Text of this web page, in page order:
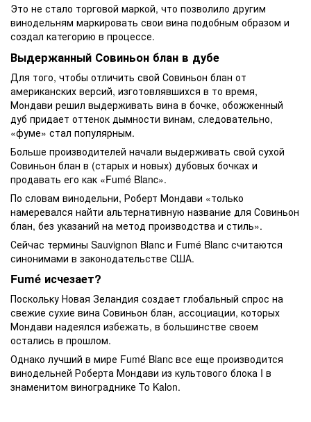
Это не стало торговой маркой, что позволило другим
винодельням маркировать свои вина подобным образом и
создал категорию в процессе.
Выдержанный Совиньон блан в дубе
Для того, чтобы отличить свой Совиньон блан от
американских версий, изготовлявшихся в то время,
Мондави решил выдерживать вина в бочке, обожженный
дуб придает оттенок дымности винам, следовательно,
«фуме» стал популярным.
Больше производителей начали выдерживать свой сухой
Совиньон блан в (старых и новых) дубовых бочках и
продавать его как «Fumé Blanc».
По словам винодельни, Роберт Мондави «только
намеревался найти альтернативную название для Совиньон
блан, без указаний на метод производства и стиль».
Сейчас термины Sauvignon Blanc и Fumé Blanc считаются
синонимами в законодательстве США.
Fumé исчезает?
Поскольку Новая Зеландия создает глобальный спрос на
свежие сухие вина Совиньон блан, ассоциации, которых
Мондави надеялся избежать, в большинстве своем
остались в прошлом.
Однако лучший в мире Fumé Blanc все еще производится
винодельней Роберта Мондави из культового блока I в
знаменитом винограднике To Kalon.